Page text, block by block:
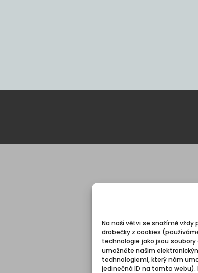
Na naší větvi se snažímě
drobečky z cookies
technologie jako jsou
umožněte našim
technologiemi, který nám
jedinečná ID na tomto webu).